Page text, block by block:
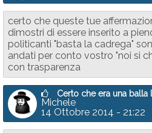
certo che queste tue
dimostri di essere inserito a
politicanti "basta la cadrega"
andati per conto vostro "noi si
con trasparenza
Certo che era una
Michele
14 Ottobre 2014 - 21:22